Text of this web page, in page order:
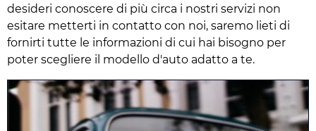
desideri conoscere di più circa i nostri servizi non
esitare metterti in contatto con noi, saremo lieti di
fornirti tutte le informazioni di cui hai bisogno per
poter scegliere il modello d'auto adatto a te.